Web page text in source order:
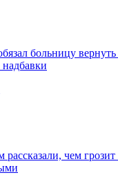
больницу
рассказали, чем